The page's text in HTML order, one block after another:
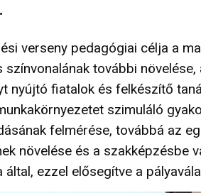
verseny pedagógiai célja a
színvonalának további
nyújtó fiatalok és felkészítő
szimuláló
felmérése, továbbá az
növelése és a szakképzésbe
által, ezzel elősegítve a